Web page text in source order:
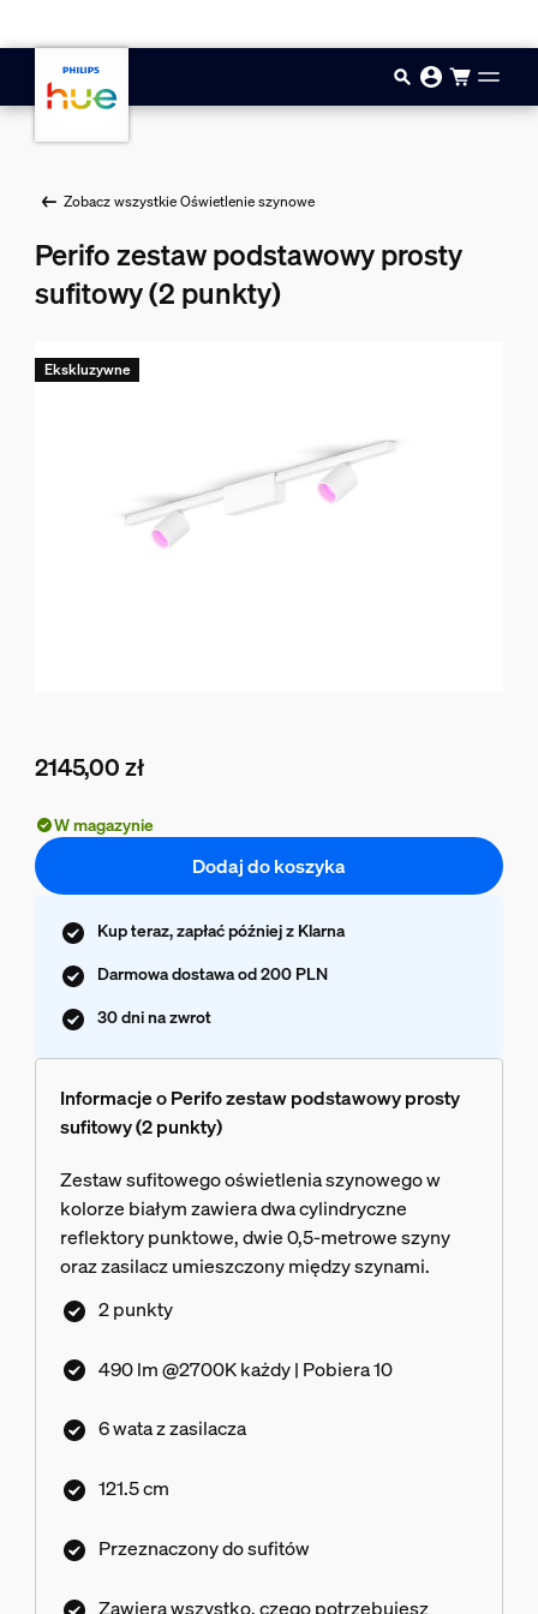
Zobacz wszystkie Oświetlenie szynowe
Perifo zestaw podstawowy prosty
sufitowy (2 punkty)
2145,00 zł
Ekskluzywne
W magazynie
Dodaj do koszyka
Kup teraz, zapłać później z Klarna
Darmowa dostawa od 200 PLN
30 dni na zwrot
Informacje o Perifo zestaw podstawowy prosty
sufitowy (2 punkty)
Zestaw sufitowego oświetlenia szynowego w
kolorze białym zawiera dwa cylindryczne
reflektory punktowe, dwie 0,5-metrowe szyny
oraz zasilacz umieszczony między szynami.
2 punkty
490 lm @2700K każdy | Pobiera 10
6 wata z zasilacza
121.5 cm
Przeznaczony do sufitów
Zawiera wszystko, czego potrzebujesz